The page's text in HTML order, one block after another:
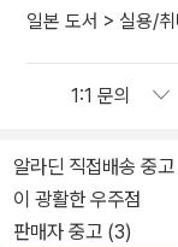
일본 도서 > 실용/
알라딘 직접배송 중고
이 광활한 우주점
판매자 중고 (3)